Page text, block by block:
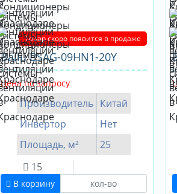
Товар скоро появится в продаже
Ballu BSAG-09HN1-20Y
Цена по запросу
Производитель Китай
Инвертор
Нет
Площадь, м²
25
15
В корзину